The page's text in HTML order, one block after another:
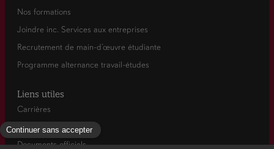
Nos formations
Joindre inc. Services aux entreprises
Recrutement de main-d’œuvre étudiante
Programme alternance travail-études
Liens utiles
Carrières
Actualités
Documents officiels